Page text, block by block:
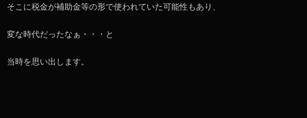
そこに税金が補助金等の形で使われていた可能性もあり、
変な時代だったなぁ・・・と
当時を思い出します。